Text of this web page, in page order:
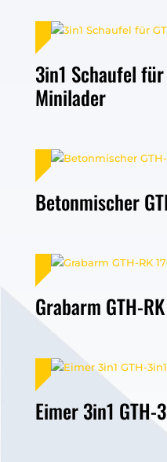
3in1 Schaufel
Minilader
Betonmischer
Grabarm GTH-
Eimer 3in1 GTH-